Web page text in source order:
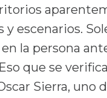
escenarios.
la persona
que se verifica
Sierra, uno